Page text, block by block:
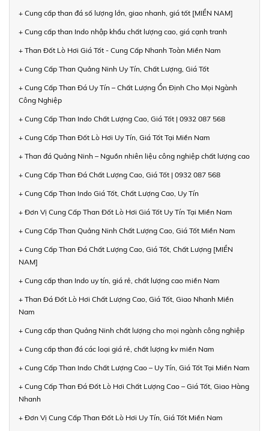
+ Cung cấp than đá số lượng lớn, giao nhanh, giá tốt [MIỀN NAM]
+ Cung cấp than Indo nhập khẩu chất lượng cao, giá cạnh tranh
+ Than Đốt Lò Hơi Giá Tốt - Cung Cấp Nhanh Toàn Miền Nam
+ Cung Cấp Than Quảng Ninh Uy Tín, Chất Lượng, Giá Tốt
+ Cung Cấp Than Đá Uy Tín – Chất Lượng Ổn Định Cho Mọi Ngành
Công Nghiệp
+ Cung Cấp Than Indo Chất Lượng Cao, Giá Tốt | 0932 087 568
+ Cung Cấp Than Đốt Lò Hơi Uy Tín, Giá Tốt Tại Miền Nam
+ Than đá Quảng Ninh – Nguồn nhiên liệu công nghiệp chất lượng cao
+ Cung Cấp Than Đá Chất Lượng Cao, Giá Tốt | 0932 087 568
+ Cung Cấp Than Indo Giá Tốt, Chất Lượng Cao, Uy Tín
+ Đơn Vị Cung Cấp Than Đốt Lò Hơi Giá Tốt Uy Tín Tại Miền Nam
+ Cung Cấp Than Quảng Ninh Chất Lượng Cao, Giá Tốt Miền Nam
+ Cung Cấp Than Đá Chất Lượng Cao, Giá Tốt, Chất Lượng [MIỀN
NAM]
+ Cung cấp than Indo uy tín, giá rẻ, chất lượng cao miền Nam
+ Than Đá Đốt Lò Hơi Chất Lượng Cao, Giá Tốt, Giao Nhanh Miền
Nam
+ Cung cấp than Quảng Ninh chất lượng cho mọi ngành công nghiệp
+ Cung cấp than đá các loại giá rẻ, chất lượng kv miền Nam
+ Cung Cấp Than Indo Chất Lượng Cao – Uy Tín, Giá Tốt Tại Miền Nam
+ Cung Cấp Than Đá Đốt Lò Hơi Chất Lượng Cao – Giá Tốt, Giao Hàng
Nhanh
+ Đơn Vị Cung Cấp Than Đốt Lò Hơi Uy Tín, Giá Tốt Miền Nam